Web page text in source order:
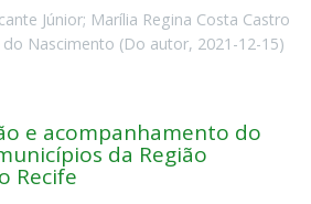
Júnior; Marília Regina Costa Castro
Nascimento (Do autor, 2021-12-15)
e acompanhamento do
da Região
Recife